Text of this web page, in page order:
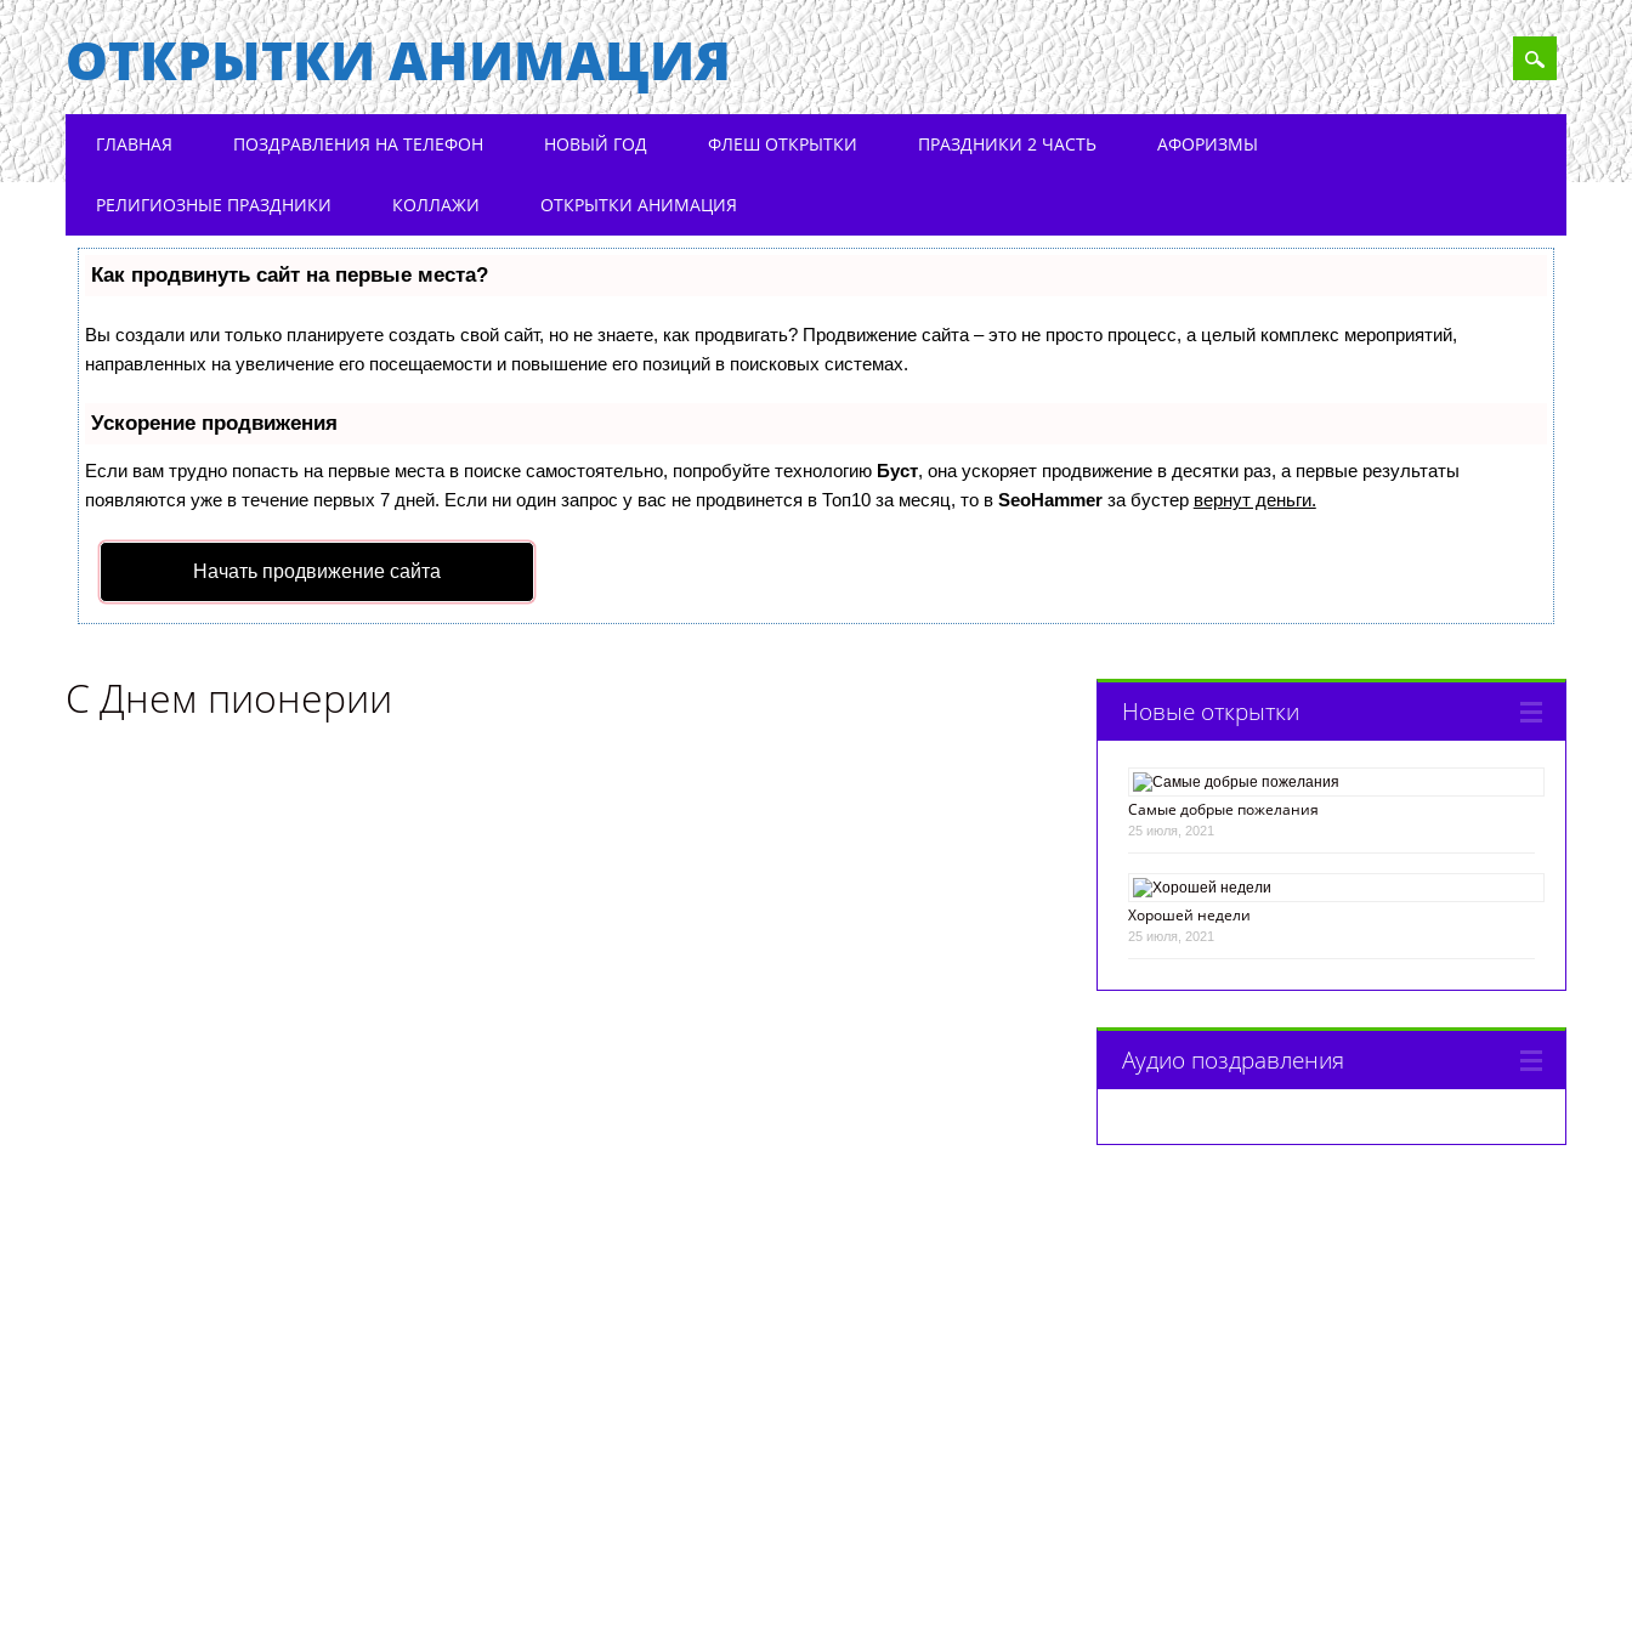
ОТКРЫТКИ АНИМАЦИЯ
Main menu
Skip to content
ГЛАВНАЯ ПОЗДРАВЛЕНИЯ НА ТЕЛЕФОН НОВЫЙ ГОД ФЛЕШ ОТКРЫТКИ ПРАЗДНИКИ 2 ЧАСТЬ АФОРИЗМЫ
РЕЛИГИОЗНЫЕ ПРАЗДНИКИ КОЛЛАЖИ ОТКРЫТКИ АНИМАЦИЯ
Как продвинуть сайт на первые места?
Вы создали или только планируете создать свой сайт, но не знаете, как продвигать? Продвижение сайта – это не просто процесс, а целый комплекс мероприятий,
направленных на увеличение его посещаемости и повышение его позиций в поисковых системах.
Ускорение продвижения
Если вам трудно попасть на первые места в поиске самостоятельно, попробуйте технологию Буст, она ускоряет продвижение в десятки раз, а первые результаты
появляются уже в течение первых 7 дней. Если ни один запрос у вас не продвинется в Топ10 за месяц, то в SeoHammerза бустер вернут деньги.
Начать продвижение сайта
С Днем пионерии Новые открытки
Самые добрые пожелания
25 июля, 2021
Хорошей недели
25 июля, 2021
Аудио поздравления